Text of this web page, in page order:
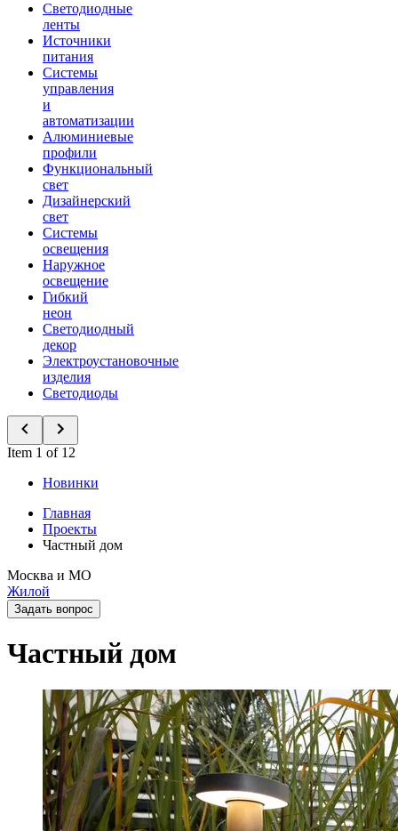
Светодиодные
ленты
Источники
питания
Системы
управления
и
автоматизации
Алюминиевые
профили
Функциональный
свет
Дизайнерский
свет
Системы
освещения
Наружное
освещение
Гибкий
неон
Светодиодный
декор
Электроустановочные
изделия
Светодиоды
Item 1 of 12
Новинки
Главная
Проекты
Частный дом
Москва и МО
Жилой
Задать вопрос
Частный дом